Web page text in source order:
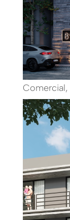
Comercial,